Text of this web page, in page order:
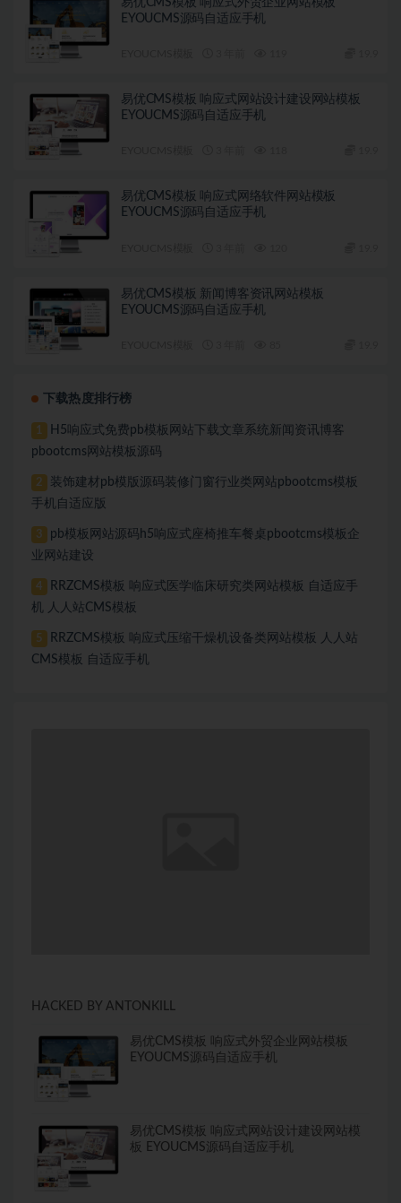
EYOUCMS源码自适应手机
易优CMS模板 响应式网站设计建设网站模板
EYOUCMS源码自适应手机
易优CMS模板 响应式网络软件网站模板
EYOUCMS源码自适应手机
易优CMS模板 新闻博客资讯网站模板
EYOUCMS源码自适应手机
下载热度排行榜
1
H5响应式免费pb模板网站下载文章系统新闻资讯博客
pbootcms网站模板源码
2
装饰建材pb模版源码装修门窗行业类网站pbootcms模板
手机自适应版
3
pb模板网站源码h5响应式座椅推车餐桌pbootcms模板企
业网站建设
4
RRZCMS模板 响应式医学临床研究类网站模板 自适应手
机 人人站CMS模板
5
RRZCMS模板 响应式压缩干燥机设备类网站模板 人人站
CMS模板 自适应手机
HACKED BY ANTONKILL
易优CMS模板 响应式外贸企业网站模板
EYOUCMS源码自适应手机
易优CMS模板 响应式网站设计建设网站模
板 EYOUCMS源码自适应手机